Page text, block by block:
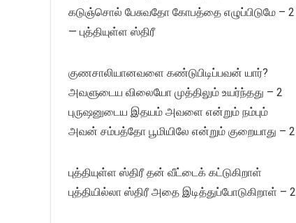
கடுஞ்சொல் பேசுவதோ கோபத்தை எழுப்பிடுமே – 2
— புத்தியுள்ள ஸ்திரீ
குணசாலியானவளை கண்டுபிடிப்பவன் யார்?
அவளுடைய விலையோ முத்திலும் உயர்ந்தது – 2
புருஷனுடைய இதயம் அவளை என்றும் நம்பும்
அவன் சம்பத்தோ பூமியிலே என்றும் குறையாது – 2
புத்தியுள்ள ஸ்திரீ தன் வீட்டைக் கட்டுகிறாள்
புத்தியில்லா ஸ்திரீ அதை இடித்துப்போடுகிறாள் – 2